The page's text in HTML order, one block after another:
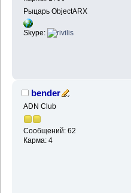
Рыцарь ObjectARX
Skype:
bender
ADN Club
Сообщений: 62
Карма: 4